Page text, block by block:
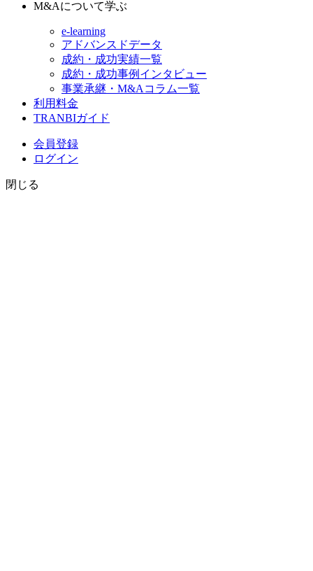
M&Aについて学ぶ
e-learning
アドバンスドデータ
成約・成功実績一覧
成約・成功事例インタビュー
事業承継・M&Aコラム一覧
利用料金
TRANBIガイド
会員登録
ログイン
閉じる